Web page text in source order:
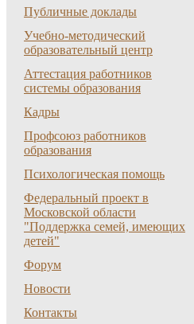
Публичные доклады
Учебно-методический
образовательный центр
Аттестация работников
системы образования
Кадры
Профсоюз работников
образования
Психологическая помощь
Федеральный проект в
Московской области
"Поддержка семей, имеющих
детей"
Форум
Новости
Контакты